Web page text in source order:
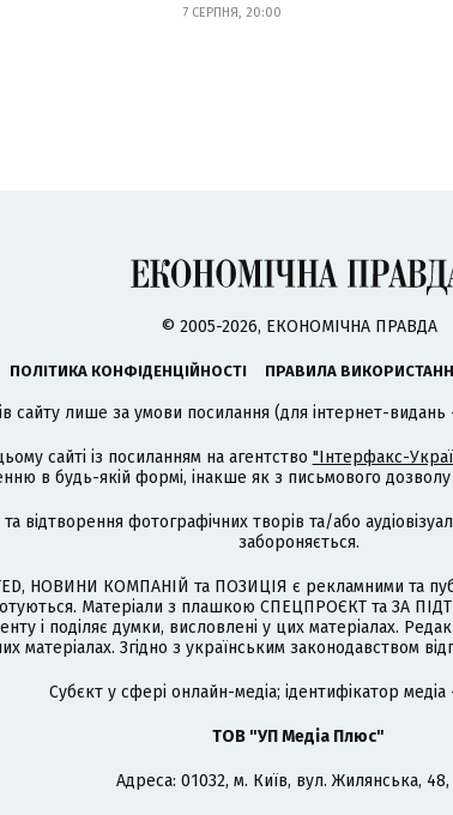
7 СЕРПНЯ, 20:00
© 2005-2026, ЕКОНОМІЧНА ПРАВДА
ПОЛІТИКА КОНФІДЕНЦІЙНОСТІ ПРАВИЛА
сайту лише за умови посилання (для інтернет-
сайті із посиланням на агентство "Інтерфакс-
в будь-якій формі, інакше як з письмового дозволу
відтворення фотографічних творів та/або
забороняється.
НОВИНИ КОМПАНІЙ та ПОЗИЦІЯ є рекламними та
Матеріали з плашкою СПЕЦПРОЄКТ та ЗА
і поділяє думки, висловлені у цих матеріалах.
матеріалах. Згідно з українським законодавством
Cубєкт у сфері онлайн-медіа; ідентифікатор
ТОВ "УП Медіа Плюс"
Адреса: 01032, м. Київ, вул. Жилянська, 48,